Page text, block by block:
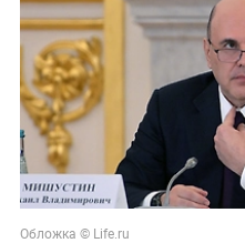
Обложка © Life.ru